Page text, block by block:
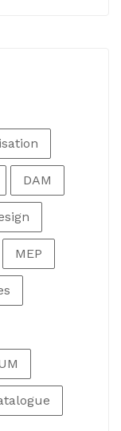
DAM
MEP